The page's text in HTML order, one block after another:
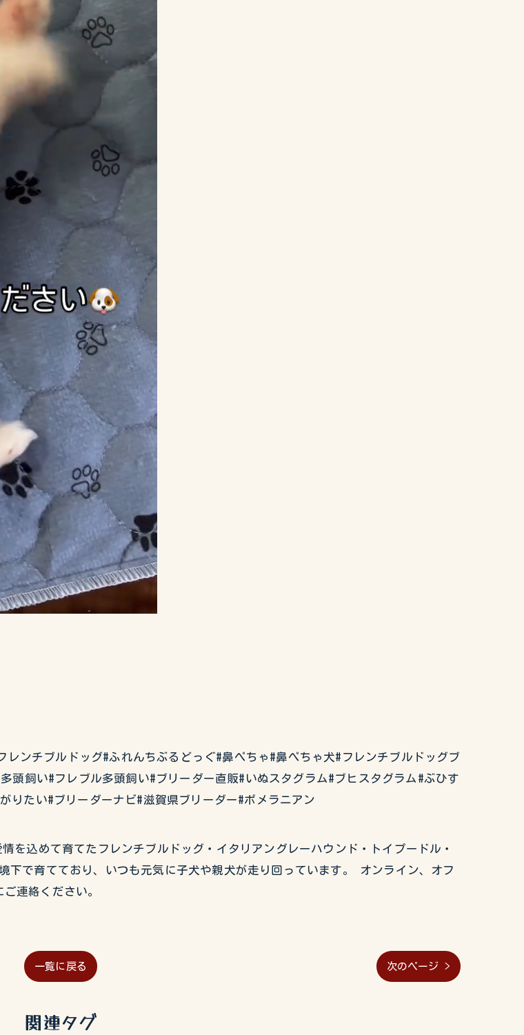
レンチブルドッグ#ふれんちぶるどっぐ#鼻ぺちゃ#鼻ぺちゃ犬#フレンチブルドッグブ
頭飼い#フレブル多頭飼い#ブリーダー直販#いぬスタグラム#ブヒスタグラム#ぶひす
りたい#ブリーダーナビ#滋賀県ブリーダー#ポメラニアン
を込めて育てたフレンチブルドッグ・イタリアングレーハウンド・トイプードル・
で育てており、いつも元気に子犬や親犬が走り回っています。 オンライン、オフ
連絡ください。
一覧に戻る 次のページ >
関連タグ